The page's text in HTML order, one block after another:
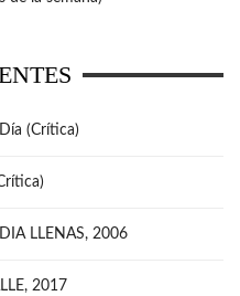
(Crítica)
LLENAS, 2006
2017